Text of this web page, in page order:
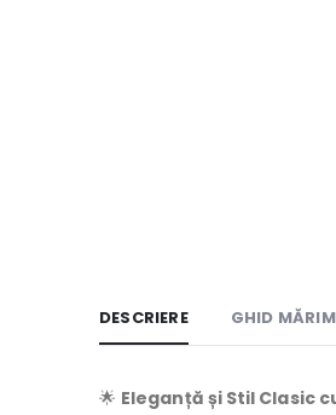
DESCRIERE GHID
🌟 Eleganță și Stil Clasic